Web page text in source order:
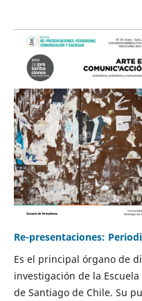
Re-presentaciones:
Es el principal órgano de
investigación de la
de Santiago de Chile. Su